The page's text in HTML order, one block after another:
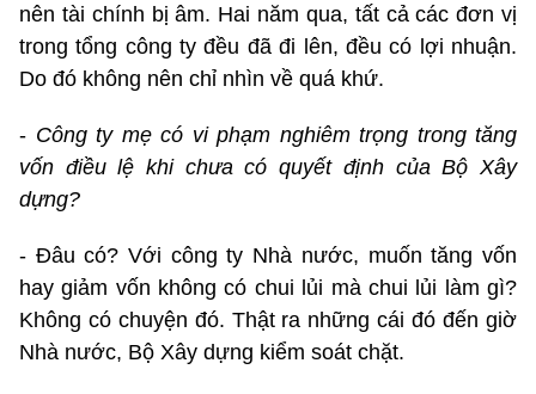
nên tài chính bị âm. Hai năm qua, tất cả các đơn vị
trong tổng công ty đều đã đi lên, đều có lợi nhuận.
Do đó không nên chỉ nhìn về quá khứ.
- Công ty mẹ có vi phạm nghiêm trọng trong tăng
vốn điều lệ khi chưa có quyết định của Bộ Xây
dựng?
- Đâu có? Với công ty Nhà nước, muốn tăng vốn
hay giảm vốn không có chui lủi mà chui lủi làm gì?
Không có chuyện đó. Thật ra những cái đó đến giờ
Nhà nước, Bộ Xây dựng kiểm soát chặt.